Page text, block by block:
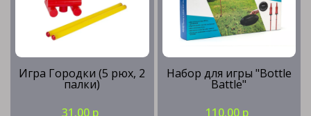
Игра Городки (5 рюх, 2
палки)
31.00 р
Набор для игры "Bottle
Battle"
110.00 р